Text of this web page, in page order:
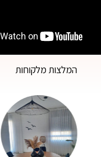
המלצות מלקוחות